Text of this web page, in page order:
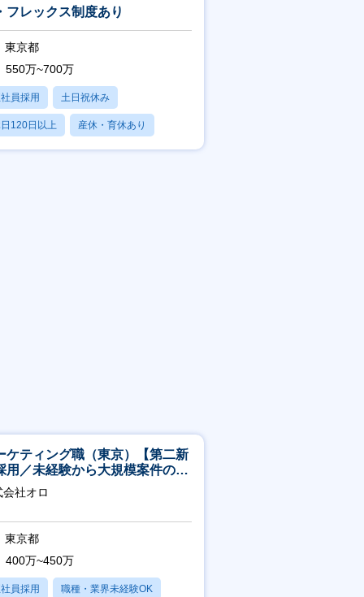
フレックス制度あり
東京都
550万~700万
員採用 土日祝休み
120日以上 産休・育休あり
業20時間以内
ケティング職（東京）【第二新
用／未経験から大規模案件のマ
ティングが経験できる／研修充
会社オロ
東京都
400万~450万
員採用 職種・業界未経験OK